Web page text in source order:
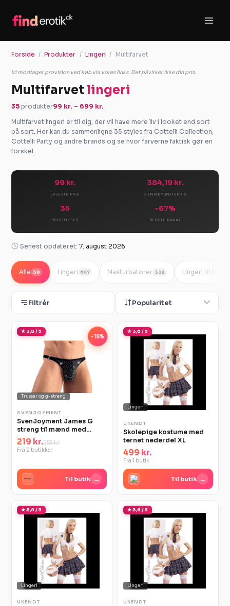
Forside Produkter Lingeri Multifarvet
Vi modtager provision ved køb via vores links. Det påvirker ikke din pris.
Multifarvetlingeri
35produkter99 kr. – 699 kr.
Multifarvet lingeri er til dig, der vil have mere liv i looket end sort
på sort. Her kan du sammenligne 35 styles fra Cottelli Collection,
Cottelli Party og andre brands og se hvor farverne faktisk gør en
forskel.
99 kr.
LAVESTE PRIS
384,19 kr.
GENNEMSNITSPRIS
35
PRODUKTER
-67%
BEDSTE RABAT
Senest opdateret: 7. august 2026
Alle 38 Lingeri 647 Masturbatorer 332 Lingeri til
Filtrér Popularitet
★ 3,8 / 5
-15%
Trusser og g-streng
SVENJOYMENT
SvenJoyment James G
streng til mænd med
rhinsten M
219 kr.259 kr.
Fra 2 butikker
Til butik →
★ 3,6 / 5
Lingeri
UKENDT
Skolepige kostume med
ternet nederdel XL
499 kr.
Fra 1 butik
Til butik →
★ 3,6 / 5
Lingeri
UKENDT
★ 3,6 / 5
Lingeri
UKENDT